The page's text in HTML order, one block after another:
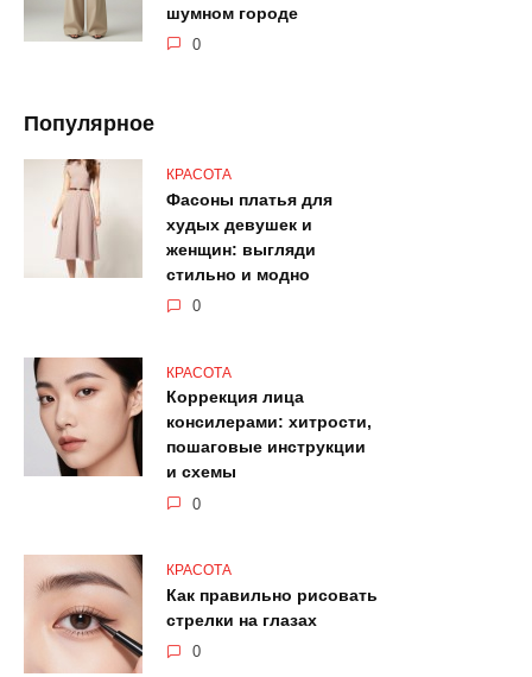
шумном городе
0
Популярное
КРАСОТА
Фасоны платья для
худых девушек и
женщин: выгляди
стильно и модно
0
КРАСОТА
Коррекция лица
консилерами: хитрости,
пошаговые инструкции
и схемы
0
КРАСОТА
Как правильно рисовать
стрелки на глазах
0